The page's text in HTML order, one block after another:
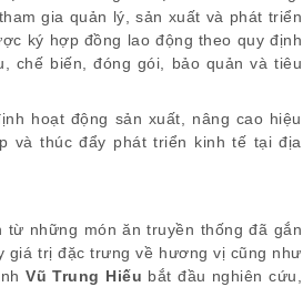
gia quản lý, sản xuất và phát triển
ký hợp đồng lao động theo quy định
chế biến, đóng gói, bảo quản và tiêu
hoạt động sản xuất, nâng cao hiệu
và thúc đẩy phát triển kinh tế tại địa
từ những món ăn truyền thống đã gắn
giá trị đặc trưng về hương vị cũng như
Vũ Trung Hiếu bắt đầu nghiên cứu,